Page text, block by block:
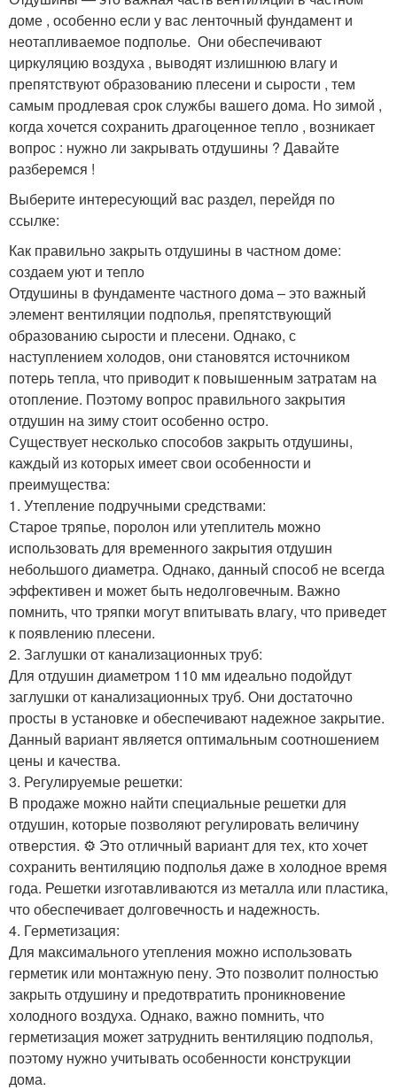
доме , особенно если у вас ленточный фундамент и
неотапливаемое подполье. ️ Они обеспечивают
циркуляцию воздуха , выводят излишнюю влагу и
препятствуют образованию плесени и сырости , тем
самым продлевая срок службы вашего дома. Но зимой ,
когда хочется сохранить драгоценное тепло , возникает
вопрос : нужно ли закрывать отдушины ? Давайте
разберемся !
Выберите интересующий вас раздел, перейдя по
ссылке:
Как правильно закрыть отдушины в частном доме:
создаем уют и тепло
Отдушины в фундаменте частного дома – это важный
элемент вентиляции подполья, препятствующий
образованию сырости и плесени. Однако, с
наступлением холодов, они становятся источником
потерь тепла, что приводит к повышенным затратам на
отопление. Поэтому вопрос правильного закрытия
отдушин на зиму стоит особенно остро.
Существует несколько способов закрыть отдушины,
каждый из которых имеет свои особенности и
преимущества:
1. Утепление подручными средствами:
Старое тряпье, поролон или утеплитель можно
использовать для временного закрытия отдушин
небольшого диаметра. Однако, данный способ не всегда
эффективен и может быть недолговечным. Важно
помнить, что тряпки могут впитывать влагу, что приведет
к появлению плесени.
2. Заглушки от канализационных труб:
Для отдушин диаметром 110 мм идеально подойдут
заглушки от канализационных труб. Они достаточно
просты в установке и обеспечивают надежное закрытие. ️
Данный вариант является оптимальным соотношением
цены и качества.
3. Регулируемые решетки:
В продаже можно найти специальные решетки для
отдушин, которые позволяют регулировать величину
отверстия. ⚙️ Это отличный вариант для тех, кто хочет
сохранить вентиляцию подполья даже в холодное время
года. Решетки изготавливаются из металла или пластика,
что обеспечивает долговечность и надежность.
4. Герметизация:
Для максимального утепления можно использовать
герметик или монтажную пену. Это позволит полностью
закрыть отдушину и предотвратить проникновение
холодного воздуха. Однако, важно помнить, что
герметизация может затруднить вентиляцию подполья,
поэтому нужно учитывать особенности конструкции
дома.